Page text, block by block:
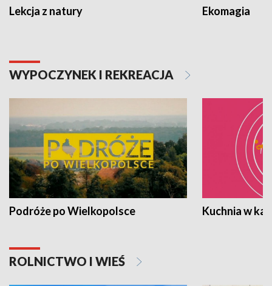
Lekcja z natury Ekomagia
WYPOCZYNEK I REKREACJA
Podróże po Wielkopolsce Kuchnia w
ROLNICTWO I WIEŚ